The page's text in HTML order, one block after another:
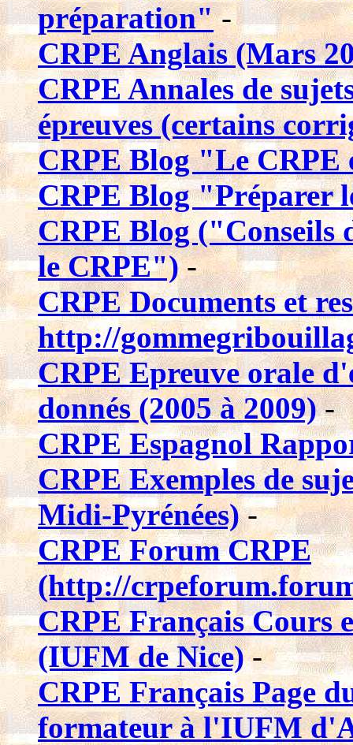
préparation"-
CRPE Anglais (Mars
CRPE Annales de
épreuves (certains
CRPE Blog "Le CRPE
CRPE Blog "Préparer
CRPE Blog ("Conseils
le CRPE")-
CRPE Documents et
http://
CRPE Epreuve orale
donnés (2005 à 2009)-
CRPE Espagnol
CRPE Exemples de
Midi-Pyrénées)-
CRPE Forum CRPE
(http://
CRPE Français Cours
(IUFM de Nice)-
CRPE Français Page
formateur à l'IUFM